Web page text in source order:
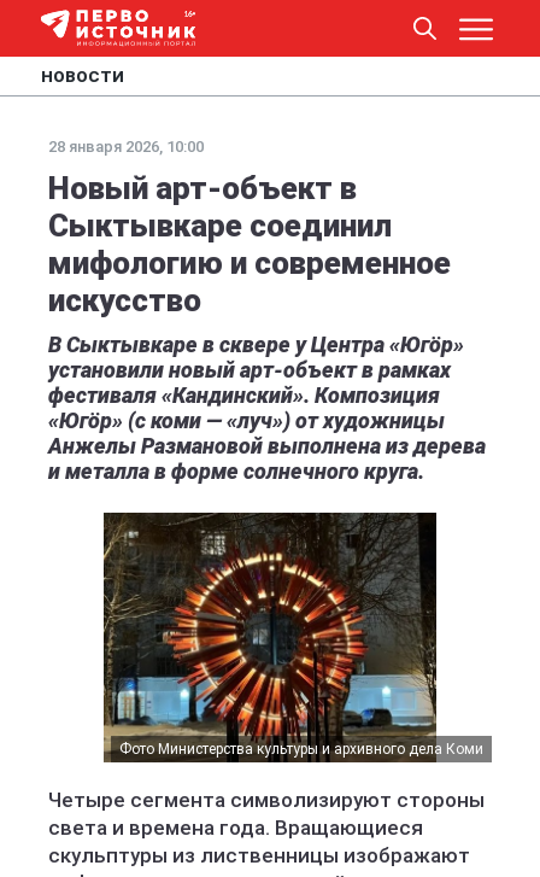
НОВОСТИ
28 января 2026, 10:00
Новый арт-объект в
Сыктывкаре соединил
мифологию и современное
искусство
В Сыктывкаре в сквере у Центра «Югӧр»
установили новый арт-объект в рамках
фестиваля «Кандинский». Композиция
«Югӧр» (с коми — «луч») от художницы
Анжелы Размановой выполнена из дерева
и металла в форме солнечного круга.
Фото Министерства культуры и архивного дела Коми
Четыре сегмента символизируют стороны
света и времена года. Вращающиеся
скульптуры из лиственницы изображают